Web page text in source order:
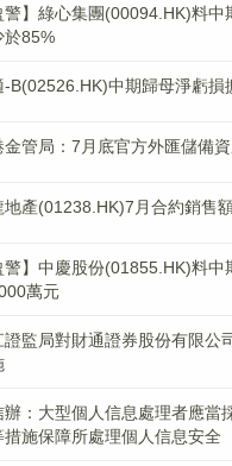
警】綠心集團(00094.HK)料
於85%
-B(02526.HK)中期歸母淨虧損
金管局：7月底官方外匯儲備
地產(01238.HK)7月合約銷售
警】中慶股份(01855.HK)料
萬元
證監局對財通證券股份有限公
辦：大型個人信息處理者應當
措施保障所處理個人信息安全